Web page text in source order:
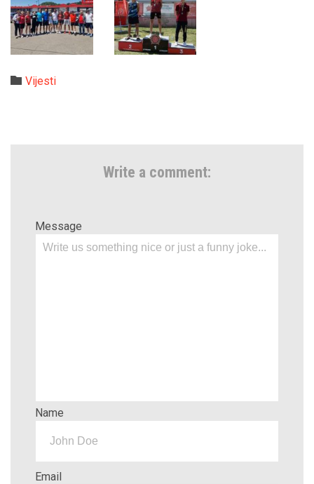
 Category
Vijesti
Write a comment:
Message
Name
Email